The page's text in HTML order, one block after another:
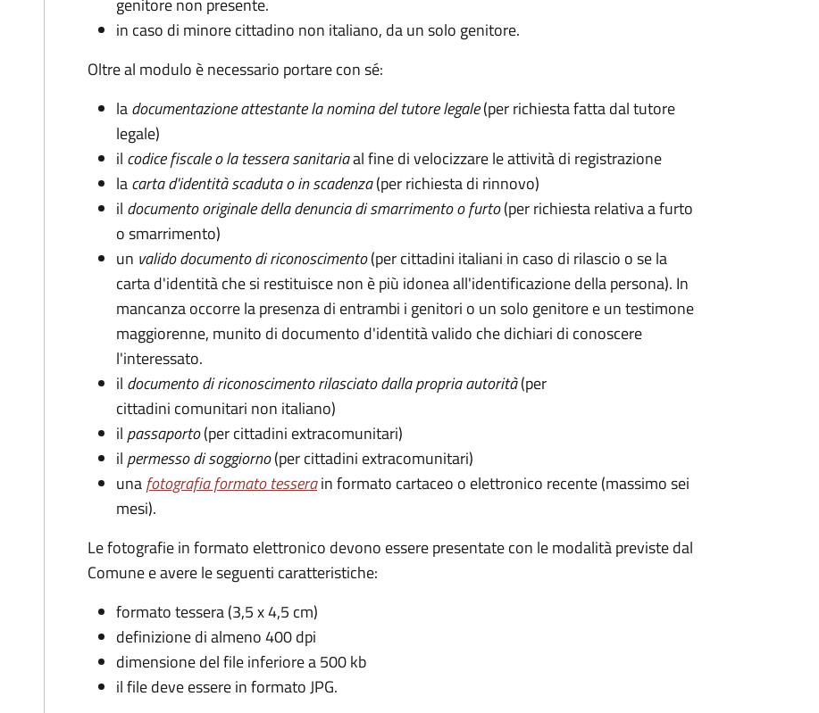
genitore non presente.
in caso di minore cittadino non italiano, da un solo genitore.
Oltre al modulo è necessario portare con sé:
ladocumentazioneattestante la nomina del tutore legale(per richiesta fatta dal tutore
legale)
il codice fiscale o la tessera sanitariaal fine di velocizzare le attività di registrazione
lacarta d'identità scaduta o in scadenza(per richiesta di rinnovo)
il documento originale della denuncia di smarrimento o furto(per richiesta relativa a furto
o smarrimento)
un valido documento di riconoscimento(per cittadini italiani in caso di rilascio o se la
carta d'identità che si restituisce non è più idonea all'identificazione della persona). In
mancanza occorre la presenza di entrambi i genitori o un solo genitore e un testimone
maggiorenne, munito di documento d'identità valido che dichiari di conoscere
l'interessato.
il documento di riconoscimento rilasciato dalla propria autorità(per
cittadini comunitari non italiano)
il passaporto(per cittadini extracomunitari)
il permesso di soggiorno(per cittadini extracomunitari)
unafotografia formato tesserain formato cartaceo o elettronico recente (massimo sei
mesi).
Le fotografie in formato elettronico devono essere presentate con le modalità previste dal
Comune e avere le seguenti caratteristiche:
formato tessera (3,5 x 4,5 cm)
definizione di almeno 400 dpi
dimensione del file inferiore a 500 kb
il file deve essere in formato JPG.